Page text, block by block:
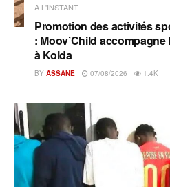
A L'INSTANT
Promotion des activités
: Moov’Child
à Kolda
BY ASSANE 07/08/2026 1.4K